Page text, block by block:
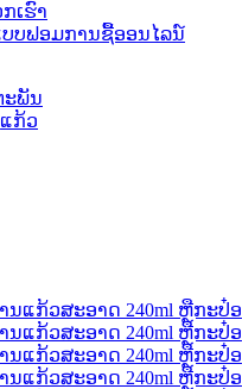
ເຮົາ
ບຟອມການຊື້ອອນໄລນ໌
ະພັນ
ກ້ວ